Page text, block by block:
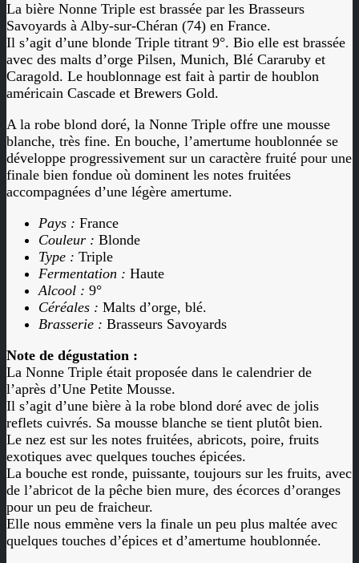
La bière Nonne Triple est brassée par les Brasseurs
Savoyards à Alby-sur-Chéran (74) en France.
Il s’agit d’une blonde Triple titrant 9°. Bio elle est brassée
avec des malts d’orge Pilsen, Munich, Blé Cararuby et
Caragold. Le houblonnage est fait à partir de houblon
américain Cascade et Brewers Gold.
A la robe blond doré, la Nonne Triple offre une mousse
blanche, très fine. En bouche, l’amertume houblonnée se
développe progressivement sur un caractère fruité pour une
finale bien fondue où dominent les notes fruitées
accompagnées d’une légère amertume.
Pays : France
Couleur : Blonde
Type : Triple
Fermentation : Haute
Alcool : 9°
Céréales : Malts d’orge, blé.
Brasserie : Brasseurs Savoyards
Note de dégustation :
La Nonne Triple était proposée dans le calendrier de
l’après d’Une Petite Mousse.
Il s’agit d’une bière à la robe blond doré avec de jolis
reflets cuivrés. Sa mousse blanche se tient plutôt bien.
Le nez est sur les notes fruitées, abricots, poire, fruits
exotiques avec quelques touches épicées.
La bouche est ronde, puissante, toujours sur les fruits, avec
de l’abricot de la pêche bien mure, des écorces d’oranges
pour un peu de fraicheur.
Elle nous emmène vers la finale un peu plus maltée avec
quelques touches d’épices et d’amertume houblonnée.